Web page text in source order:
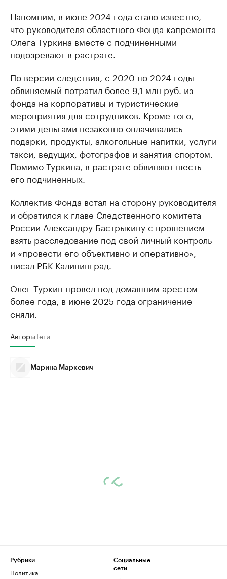
Напомним, в июне 2024 года стало известно,
что руководителя областного Фонда капремонта
Олега Туркина вместе с подчиненными
подозревают в растрате.
По версии следствия, с 2020 по 2024 годы
обвиняемый потратил более 9,1 млн руб. из
фонда на корпоративы и туристические
мероприятия для сотрудников. Кроме того,
этими деньгами незаконно оплачивались
подарки, продукты, алкогольные напитки, услуги
такси, ведущих, фотографов и занятия спортом.
Помимо Туркина, в растрате обвиняют шесть
его подчиненных.
Коллектив Фонда встал на сторону руководителя
и обратился к главе Следственного комитета
России Александру Бастрыкину с прошением
взять расследование под свой личный контроль
и «провести его объективно и оперативно»,
писал РБК Калининград.
Олег Туркин провел под домашним арестом
более года, в июне 2025 года ограничение
сняли.
АвторыТеги
Марина Маркевич
Рубрики
Политика
Социальные
сети